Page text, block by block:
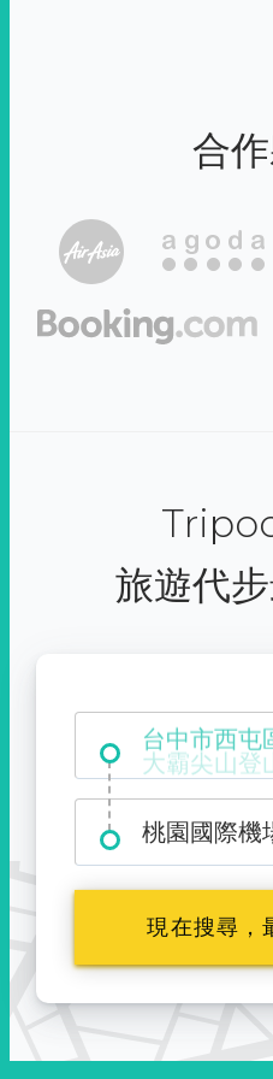
合
旅遊代
台中市西屯
桃園國際機
現在搜尋，